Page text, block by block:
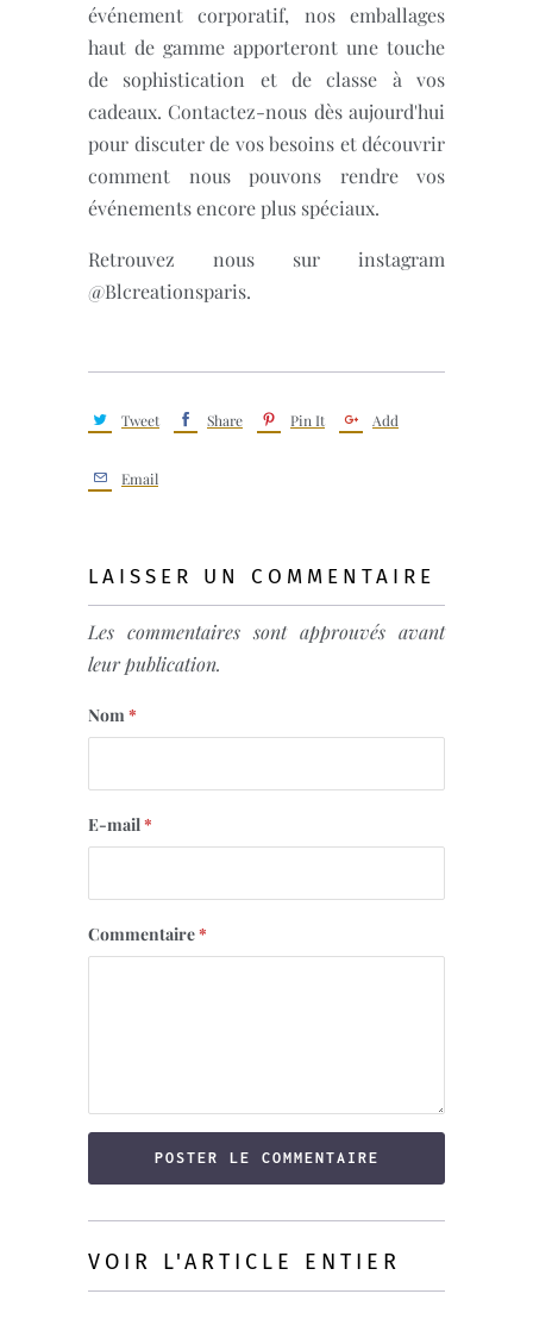
événement corporatif, nos emballages
haut de gamme apporteront une touche
de sophistication et de classe à vos
cadeaux. Contactez-nous dès aujourd'hui
pour discuter de vos besoins et découvrir
comment nous pouvons rendre vos
événements encore plus spéciaux.
Retrouvez nous sur instagram
@Blcreationsparis.
Tweet Share Pin It Add
Email
LAISSER UN COMMENTAIRE
Les commentaires sont approuvés avant
leur publication.
Nom*
E-mail*
Commentaire*
VOIR L'ARTICLE ENTIER